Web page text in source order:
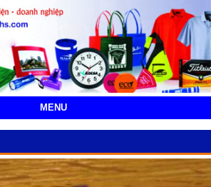
MENU